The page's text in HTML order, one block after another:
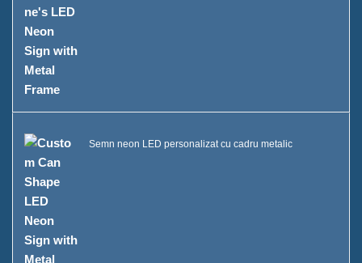
Semn neon LED personalizat cu cadru metalic